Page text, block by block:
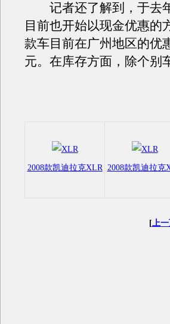
记者还了解到，于去
目前也开始以现金优惠的
款车目前在广州地区的优
元。在库存方面，除个别
2008款凯迪拉克XLR 2008款凯迪拉克
[上一